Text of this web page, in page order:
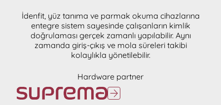
İdenfit, yüz tanıma ve parmak okuma cihazlarına
entegre sistem sayesinde çalışanların kimlik
doğrulaması gerçek zamanlı yapılabilir. Aynı
zamanda giriş-çıkış ve mola süreleri takibi
kolaylıkla yönetilebilir.
Hardware partner